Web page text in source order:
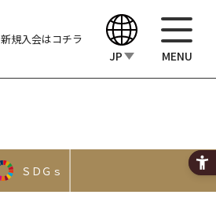
新規入会はコチラ
JP MENU
ＳＤＧｓ